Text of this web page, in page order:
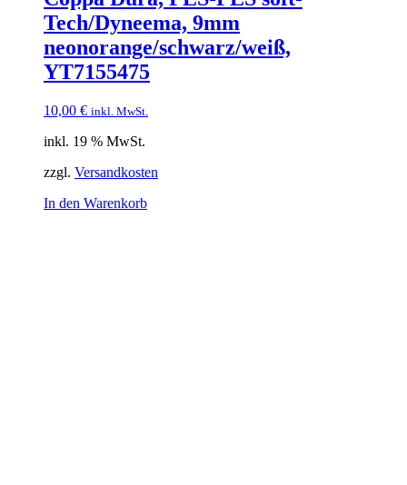
Tech/Dyneema, 9mm
neonorange/schwarz/weiß,
YT7155475
10,00 € inkl. MwSt.
inkl. 19 % MwSt.
zzgl. Versandkosten
In den Warenkorb